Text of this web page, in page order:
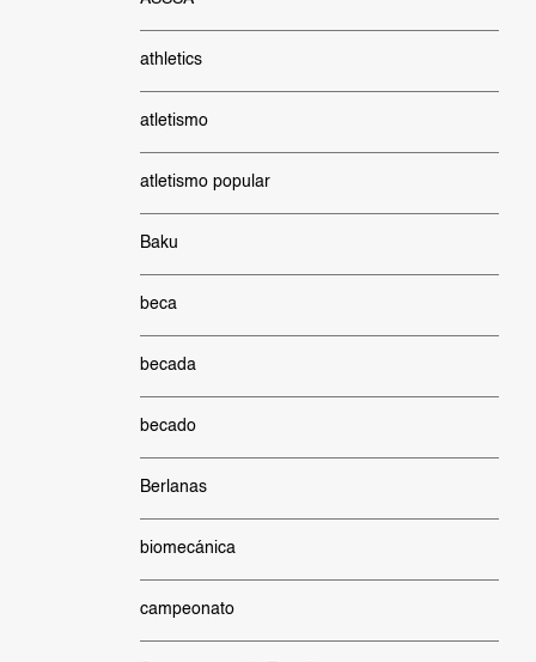
athletics
atletismo
atletismo popular
Baku
beca
becada
becado
Berlanas
biomecánica
campeonato